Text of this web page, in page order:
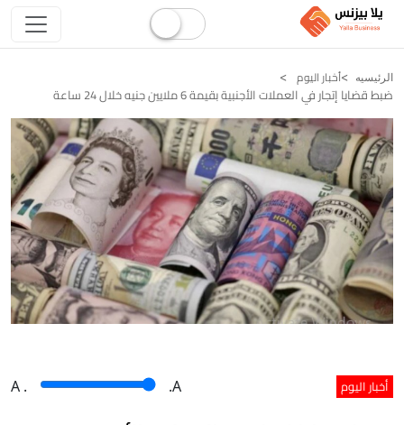
الرئيسيه أخبار اليوم
ضبط قضايا إتجار في العملات الأجنبية بقيمة 6 ملايين جنيه خلال 24 ساعة
أخبار اليوم A . .A